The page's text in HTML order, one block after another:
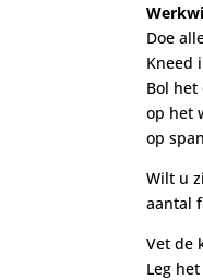
Doe
Kneed
Bol
op het
op
Wilt u
aantal
Vet de
Leg